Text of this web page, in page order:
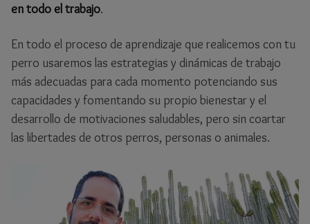
en todo el trabajo.
En todo el proceso de aprendizaje que realicemos con tu
perro usaremos las estrategias y dinámicas de trabajo
más adecuadas para cada momento potenciando sus
capacidades y fomentando su propio bienestar y el
desarrollo de motivaciones saludables, pero sin coartar
las libertades de otros perros, personas o animales.